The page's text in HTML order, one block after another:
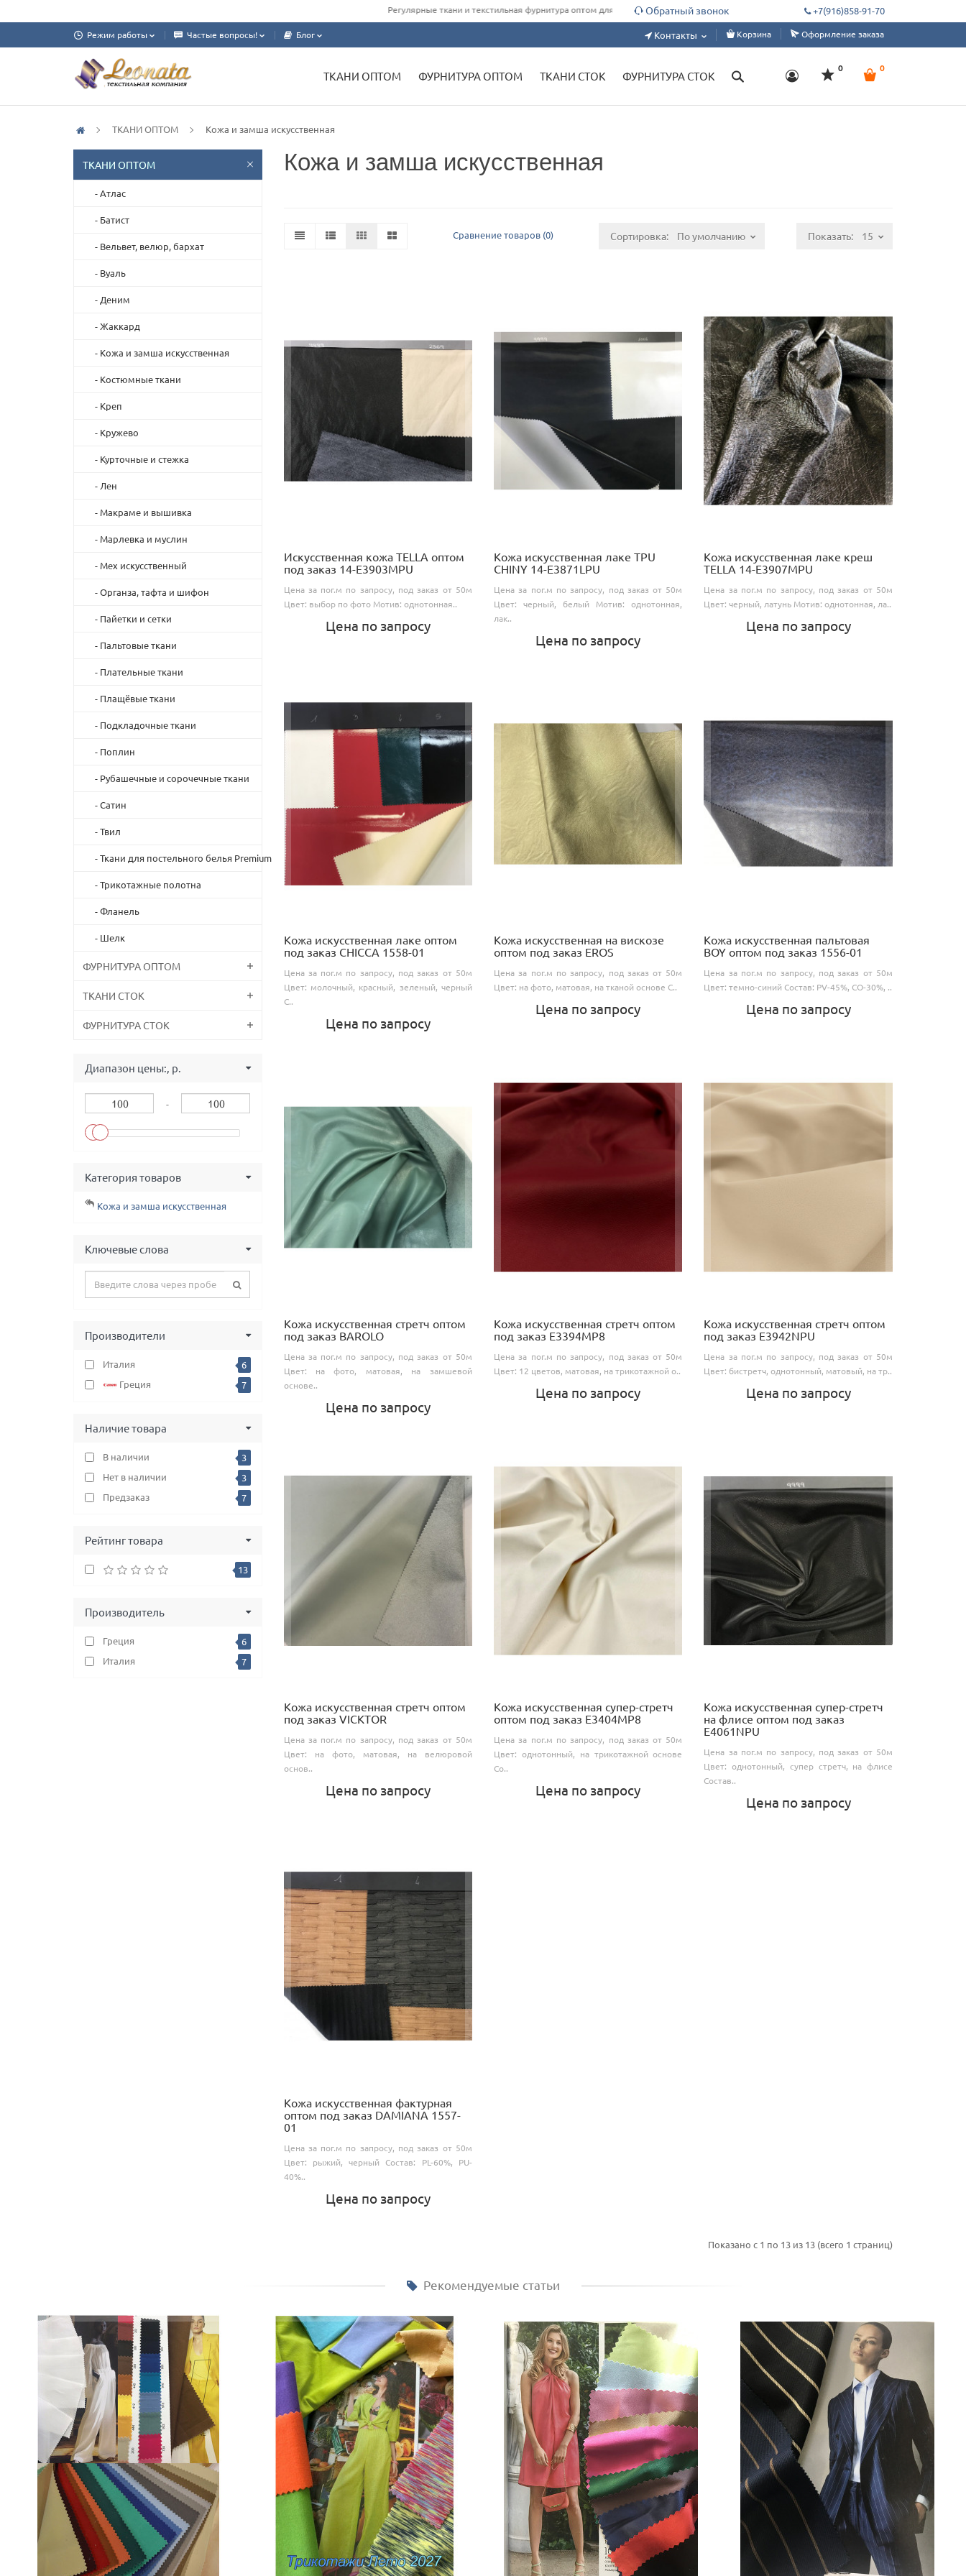
Регулярные ткани и текстильная фурнитура оптом для одежды швейным цехам, дизайнерам, ателье. Склад от 1 м, под заказ от 50 метров.
Обратный звонок +7(916)858-91-70
Режим работы Частые вопросы! Блог Контакты Корзина Оформление заказа
ТКАНИ ОПТОМ ФУРНИТУРА ОПТОМ ТКАНИ СТОК ФУРНИТУРА СТОК
0 0
ТКАНИ ОПТОМ Кожа и замша искусственная
ТКАНИ ОПТОМ
- Атлас
- Батист
- Вельвет, велюр, бархат
- Вуаль
- Деним
- Жаккард
- Кожа и замша искусственная
- Костюмные ткани
- Креп
- Кружево
- Курточные и стежка
- Лен
- Макраме и вышивка
- Марлевка и муслин
- Мех искусственный
- Органза, тафта и шифон
- Пайетки и сетки
- Пальтовые ткани
- Плательные ткани
- Плащёвые ткани
- Подкладочные ткани
- Поплин
- Рубашечные и сорочечные ткани
- Сатин
- Твил
- Ткани для постельного белья Premium
- Трикотажные полотна
- Фланель
- Шелк
ФУРНИТУРА ОПТОМ
ТКАНИ СТОК
ФУРНИТУРА СТОК
Диапазон цены:, р.
-
Категория товаров
Кожа и замша искусственная
Ключевые слова
Производители
Италия
6
Греция
7
Наличие товара
В наличии
3
Нет в наличии
3
Предзаказ
7
Рейтинг товара
13
Производитель
Греция
6
Италия
7
Кожа и замша искусственная
Сравнение товаров (0) Сортировка: По умолчанию Показать: 15
Искусственная кожа TELLA оптом
под заказ 14-E3903MPU
Цена за пог.м по запросу, под заказ от 50м
Цвет: выбор по фото Мотив: однотонная..
Цена по запросу
Кожа искусственная лаке TPU
CHINY 14-E3871LPU
Цена за пог.м по запросу, под заказ от 50м
Цвет: черный, белый Мотив: однотонная,
лак..
Цена по запросу
Кожа искусственная лаке креш
TELLA 14-E3907MPU
Цена за пог.м по запросу, под заказ от 50м
Цвет: черный, латунь Мотив: однотонная, ла..
Цена по запросу
Кожа искусственная лаке оптом
под заказ CHICCA 1558-01
Цена за пог.м по запросу, под заказ от 50м
Цвет: молочный, красный, зеленый, черный
С..
Цена по запросу
Кожа искусственная на вискозе
оптом под заказ EROS
Цена за пог.м по запросу, под заказ от 50м
Цвет: на фото, матовая, на тканой основе С..
Цена по запросу
Кожа искусственная пальтовая
BOY оптом под заказ 1556-01
Цена за пог.м по запросу, под заказ от 50м
Цвет: темно-синий Состав: PV-45%, CO-30%, ..
Цена по запросу
Кожа искусственная стретч оптом
под заказ BAROLO
Цена за пог.м по запросу, под заказ от 50м
Цвет: на фото, матовая, на замшевой
основе..
Цена по запросу
Кожа искусственная стретч оптом
под заказ E3394MP8
Цена за пог.м по запросу, под заказ от 50м
Цвет: 12 цветов, матовая, на трикотажной о..
Цена по запросу
Кожа искусственная стретч оптом
под заказ E3942NPU
Цена за пог.м по запросу, под заказ от 50м
Цвет: бистретч, однотонный, матовый, на тр..
Цена по запросу
Кожа искусственная стретч оптом
под заказ VICKTOR
Цена за пог.м по запросу, под заказ от 50м
Цвет: на фото, матовая, на велюровой
основ..
Цена по запросу
Кожа искусственная супер-стретч
оптом под заказ E3404MP8
Цена за пог.м по запросу, под заказ от 50м
Цвет: однотонный, на трикотажной основе
Со..
Цена по запросу
Кожа искусственная супер-стретч
на флисе оптом под заказ
E4061NPU
Цена за пог.м по запросу, под заказ от 50м
Цвет: однотонный, супер стретч, на флисе
Состав..
Цена по запросу
Кожа искусственная фактурная
оптом под заказ DAMIANA 1557-
01
Цена за пог.м по запросу, под заказ от 50м
Цвет: рыжий, черный Состав: PL-60%, PU-
40%..
Цена по запросу
Показано с 1 по 13 из 13 (всего 1 страниц)
Рекомендуемые статьи